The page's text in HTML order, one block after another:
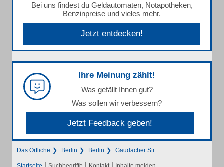
Bei uns findest du Geldautomaten, Notapotheken,
Benzinpreise und vieles mehr.
Jetzt entdecken!
Ihre Meinung zählt!
Was gefällt Ihnen gut?
Was sollen wir verbessern?
Jetzt Feedback geben!
Das Örtliche Berlin Berlin Gaudacher Str
| | |